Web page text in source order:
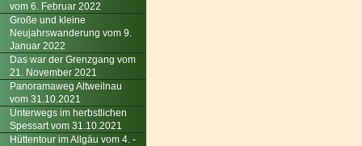
vom 6. Februar 2022
Große und kleine
Neujahrswanderung vom 9.
Januar 2022
Das war der Grenzgang vom
21. November 2021
Panoramaweg Altweilnau
vom 31.10.2021
Unterwegs im herbstlichen
Spessart vom 31.10.2021
Hüttentour im Allgäu vom 4. -